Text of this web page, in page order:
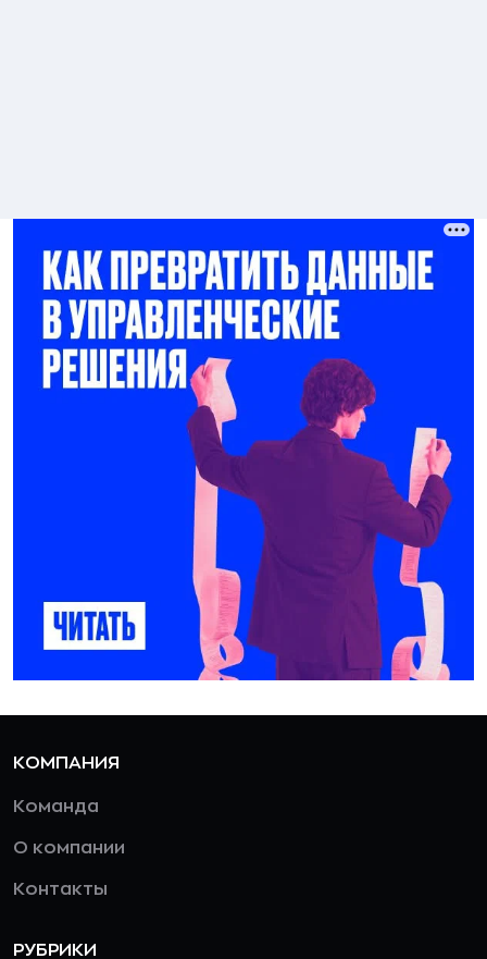
КОМПАНИЯ
Команда
О компании
Контакты
РУБРИКИ